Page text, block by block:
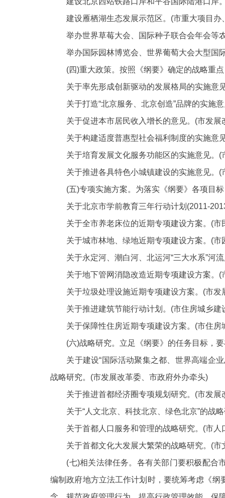
建设雁栖湖生态发展示范区。 (市重大项目办
举办世界草莓大会、国际种子联合会年会等
举办国际园林博览会、世界葡萄大会大型国
(四)重大政策。按照《纲要》确定的战略重点
关于率先形成创新驱动的发展格局的实施意
关于打造“北京服务、北京创造”品牌的实施意
关于促进本市居民收入增长的意见。 (市发展
关于构建适度普惠型社会福利制度的实施意
关于培育发展文化服务功能区的实施意见。 (
关于推进各具特色小城镇建设的实施意见。 (
(五)专项实施方案。为落实《纲要》各项目标
关于北京市学前教育三年行动计划 (2011-
关于全市养老床位的近期专项建设方案。 (市
关于城市林地、绿地近期专项建设方案。 (市
关于永定河、潮白河、北运河“三大水系”河
关于地下管网消隐改造近期专项建设方案。 (
关于垃圾处理设施近期专项建设方案。 (市发
关于推进建筑节能行动计划。 (市住房城乡建
关于保障性住房近期专项建设方案。 (市住房
(六)战略研究。立足《纲要》的任务目标，要
关于建设“国际活动聚集之都、世界高端企业
战略研究。(市发展改革委、市政府外办牵头)
关于推进首都经济圈专项规划研究。 (市发展
关于“人文北京、科技北京、绿色北京”的战
关于首都人口服务和管理的战略研究。 (市人
关于首都文化大发展大繁荣的战略研究。 (市
(七)相关法律任务。各有关部门要积极配合市
编制政府地方立法工作计划时，要统筹考虑《纲